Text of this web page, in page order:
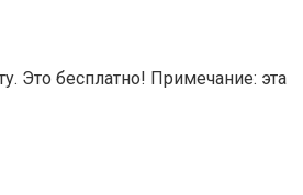
Это бесплатно! Примечание: эта